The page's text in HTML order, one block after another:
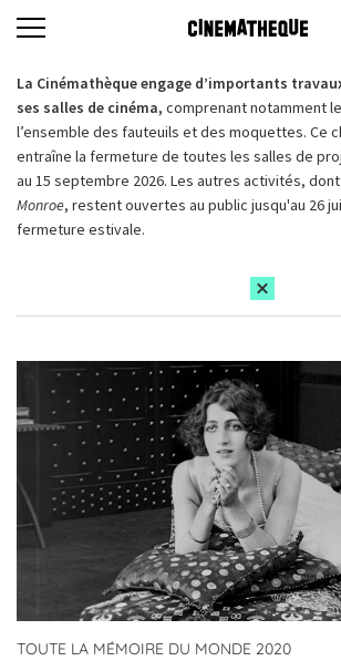
La Cinémathèque engage d’importants
ses salles de cinéma, comprenant notamment
l’ensemble des fauteuils et des moquettes. Ce
entraîne la fermeture de toutes les salles de
au 15 septembre 2026. Les autres activités,
Monroe, restent ouvertes au public jusqu'au 26
fermeture estivale.
TOUTE LA MÉMOIRE DU MONDE 2020